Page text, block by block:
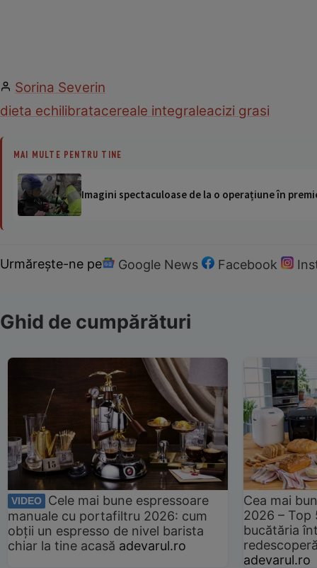
Sorina Severin
dieta echilibratacereale integraleacizi grasi
MAI MULTE PENTRU TINE
Imagini spectaculoase de la o operațiune în
Urmărește-ne pe Google News Facebook
Ghid de cumpărături
VIDEO
Cele mai bune espressoare
manuale cu portafiltru 2026: cum
obții un espresso de nivel barista
chiar la tine acasă adevarul.ro
Cea mai
2026 –
bucătăria
adevarul.ro